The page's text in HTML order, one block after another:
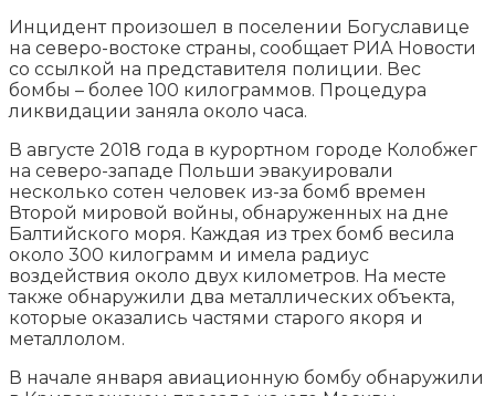
Инцидент произошел в поселении Богуславице
на северо-востоке страны, сообщает РИА Новости
со ссылкой на представителя полиции. Вес
бомбы – более 100 килограммов. Процедура
ликвидации заняла около часа.
В августе 2018 года в курортном городе Колобжег
на северо-западе Польши эвакуировали
несколько сотен человек из-за бомб времен
Второй мировой войны, обнаруженных на дне
Балтийского моря. Каждая из трех бомб весила
около 300 килограмм и имела радиус
воздействия около двух километров. На месте
также обнаружили два металлических объекта,
которые оказались частями старого якоря и
металлолом.
В начале января авиационную бомбу обнаружили